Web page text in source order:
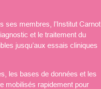
ses membres, l’Institut Carnot
et le traitement du
jusqu’aux essais cliniques
les bases de données et les
mobilisés rapidement pour